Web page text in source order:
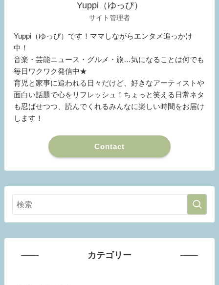
Yuppi（ゆっぴ）
サイト管理者
Yuppi（ゆっぴ）です！ママしながらエンタメ追っかけ
中！
音楽・芸能ニュース・グルメ・旅…気になることは何でも
毎日ワクワク発信中★
育児と家事に追われる日々だけど、好きなアーティストや
面白い話題で心をリフレッシュ！ちょっと笑える日常ネタ
も忍ばせつつ、読んでくれるみんなに楽しい時間をお届け
します！
Contact
カテゴリー